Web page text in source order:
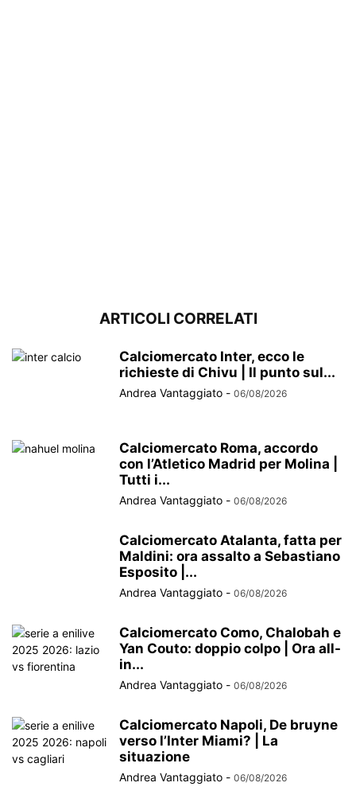
ARTICOLI CORRELATI
Calciomercato Inter, ecco le
richieste di Chivu | Il punto sul...
Andrea Vantaggiato - 06/08/2026
Calciomercato Roma, accordo
con l’Atletico Madrid per Molina |
Tutti i...
Andrea Vantaggiato - 06/08/2026
Calciomercato Atalanta, fatta per
Maldini: ora assalto a Sebastiano
Esposito |...
Andrea Vantaggiato - 06/08/2026
Calciomercato Como, Chalobah e
Yan Couto: doppio colpo | Ora all-
in...
Andrea Vantaggiato - 06/08/2026
Calciomercato Napoli, De bruyne
verso l’Inter Miami? | La
situazione
Andrea Vantaggiato - 06/08/2026